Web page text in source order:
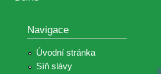
Navigace
Úvodní stránka
Síň slávy